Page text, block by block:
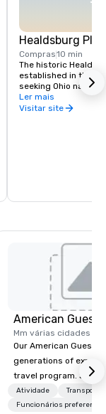
Healdsburg
Compras10 min
The historic
established in the
seeking Ohio native
vital touchpoint for
immense
Ler mais
Visitar site
American Guest
Mm várias cidades
Our American Guest
generations of
travel program. Since
mission has been to
imagination of your
Atividade
Transporte
Funcionários